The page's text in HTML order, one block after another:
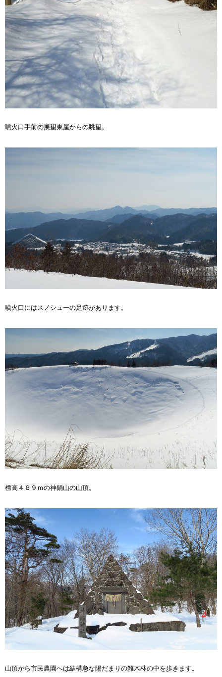
噴火口手前の展望東屋からの眺望。
噴火口にはスノシューの足跡があります。
標高４６９ｍの神鍋山の山頂。
山頂から市民農園へは結構急な陽だまりの雑木林の中を歩きます。